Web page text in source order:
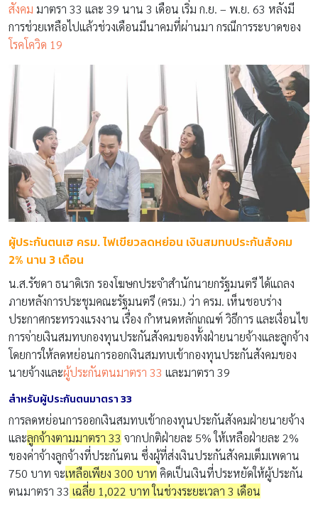
สังคม มาตรา 33 และ 39 นาน 3 เดือน เริ่ม ก.ย. – พ.ย. 63 หลังมี
การช่วยเหลือไปแล้วช่วงเดือนมีนาคมที่ผ่านมา กรณีการระบาดของ
โรคโควิด 19
ผู้ประกันตนเฮ ครม. ไฟเขียวลดหย่อน เงินสมทบประกันสังคม
2% นาน 3 เดือน
น.ส.รัชดา ธนาดิเรก รองโฆษกประจำสำนักนายกรัฐมนตรี ได้แถลง
ภายหลังการประชุมคณะรัฐมนตรี (ครม.) ว่า ครม. เห็นชอบร่าง
ประกาศกระทรวงแรงงาน เรื่อง กำหนดหลักเกณฑ์ วิธีการ และเงื่อนไข
การจ่ายเงินสมทบกองทุนประกันสังคมของทั้งฝ่ายนายจ้างและลูกจ้าง
โดยการให้ลดหย่อนการออกเงินสมทบเข้ากองทุนประกันสังคมของ
นายจ้างและผู้ประกันตนมาตรา 33 และมาตรา 39
สำหรับผู้ประกันตนมาตรา 33
การลดหย่อนการออกเงินสมทบเข้ากองทุนประกันสังคมฝ่ายนายจ้าง
และลูกจ้างตามมาตรา 33 จากปกติฝ่ายละ 5% ให้เหลือฝ่ายละ 2%
ของค่าจ้างลูกจ้างที่ประกันตน ซึ่งผู้ที่ส่งเงินประกันสังคมเต็มเพดาน
750 บาท จะเหลือเพียง 300 บาท คิดเป็นเงินที่ประหยัดให้ผู้ประกัน
ตนมาตรา 33 เฉลี่ย 1,022 บาท ในช่วงระยะเวลา 3 เดือน